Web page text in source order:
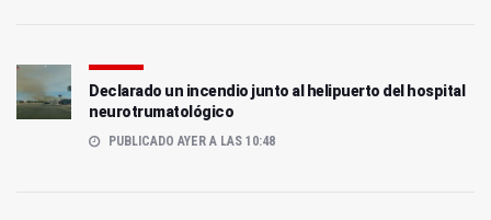
Declarado un incendio junto al helipuerto del hospital
neurotrumatológico
PUBLICADO AYER A LAS 10:48